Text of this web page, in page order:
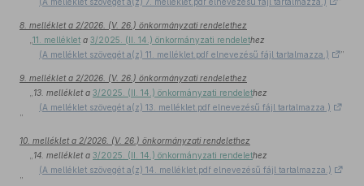
8. melléklet a 2/2026. (V. 26.) önkormányzati rendelethez
11. melléklet a 3/2025. (II. 14.) önkormányzati rendelethez
(A melléklet szövegét a(z) 11. melléklet.pdf elnevezésű fájl tartalmazza.)
”
9. melléklet a 2/2026. (V. 26.) önkormányzati rendelethez
13. melléklet a 3/2025. (II. 14.) önkormányzati rendelethez
(A melléklet szövegét a(z) 13. melléklet.pdf elnevezésű fájl tartalmazza.)
”
10. melléklet a 2/2026. (V. 26.) önkormányzati rendelethez
14. melléklet a 3/2025. (II. 14.) önkormányzati rendelethez
(A melléklet szövegét a(z) 14. melléklet.pdf elnevezésű fájl tartalmazza.)
”